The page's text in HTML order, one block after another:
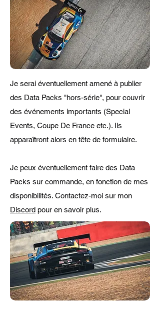
Je serai éventuellement amené à publier
des Data Packs "hors-série", pour couvrir
des événements importants (Special
Events, Coupe De France etc.). Ils
apparaîtront alors en tête de formulaire.
Je peux éventuellement faire des Data
Packs sur commande, en fonction de mes
disponibilités. Contactez-moi sur mon
Discord pour en savoir plus.